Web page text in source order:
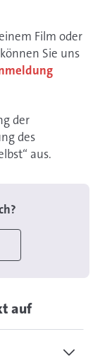
auf
Film oder
Sie uns
der
des
aus.